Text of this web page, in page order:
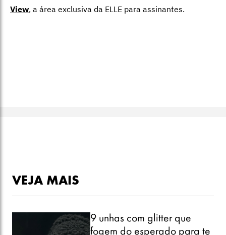
View, a área exclusiva da ELLE para assinantes.
VEJA MAIS
9 unhas com glitter que
fogem do esperado para te